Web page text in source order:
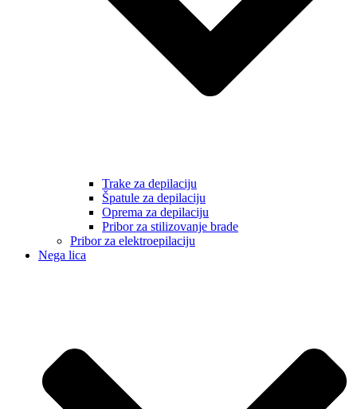
Trake za depilaciju
Špatule za depilaciju
Oprema za depilaciju
Pribor za stilizovanje brade
Pribor za elektroepilaciju
Nega lica